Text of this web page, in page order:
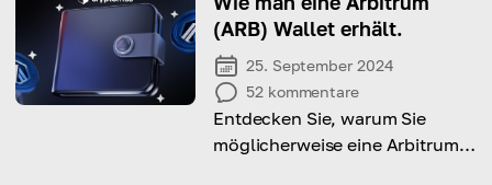
auf der Welt gibt, indem wir
einen Blick auf die Geschichte
des Konzepts werfen
(ARB) Wallet erhält.
25. September 2024
52 kommentare
Entdecken Sie, warum Sie
möglicherweise eine Arbitrum